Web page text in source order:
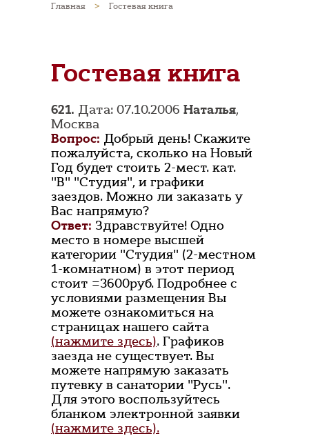
Главная > Гостевая книга
Гостевая книга
621. Дата: 07.10.2006 Наталья,
Москва
Вопрос: Добрый день! Скажите
пожалуйста, сколько на Новый
Год будет стоить 2-мест. кат.
"В" "Студия", и графики
заездов. Можно ли заказать у
Вас напрямую?
Ответ: Здравствуйте! Одно
место в номере высшей
категории "Студия" (2-местном
1-комнатном) в этот период
стоит =3600руб. Подробнее с
условиями размещения Вы
можете ознакомиться на
страницах нашего сайта
(нажмите здесь). Графиков
заезда не существует. Вы
можете напрямую заказать
путевку в санатории "Русь".
Для этого воспользуйтесь
бланком электронной заявки
(нажмите здесь).